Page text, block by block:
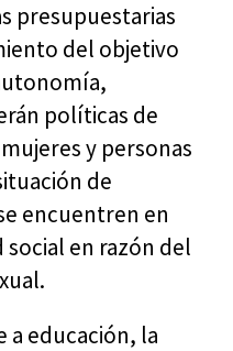
presupuestarias
del objetivo
políticas de
y personas
de
encuentren en
en razón del
a educación, la